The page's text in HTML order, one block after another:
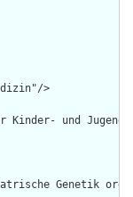
>
Kinder- und
Genetik